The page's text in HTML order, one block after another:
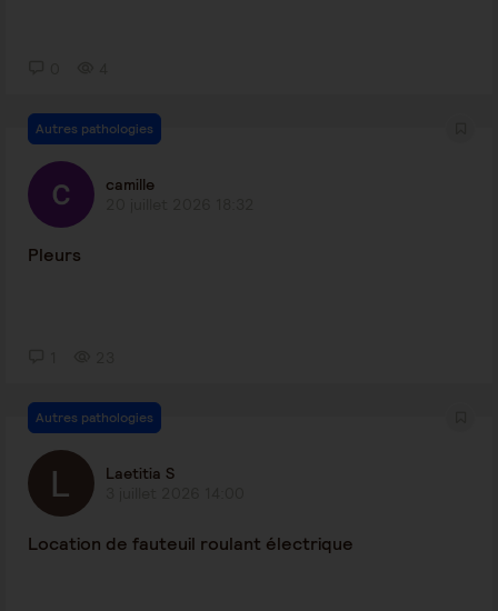
Autres pathologies
camille
Pleurs
Autres pathologies
Laetitia S
Location de fauteuil roulant électrique